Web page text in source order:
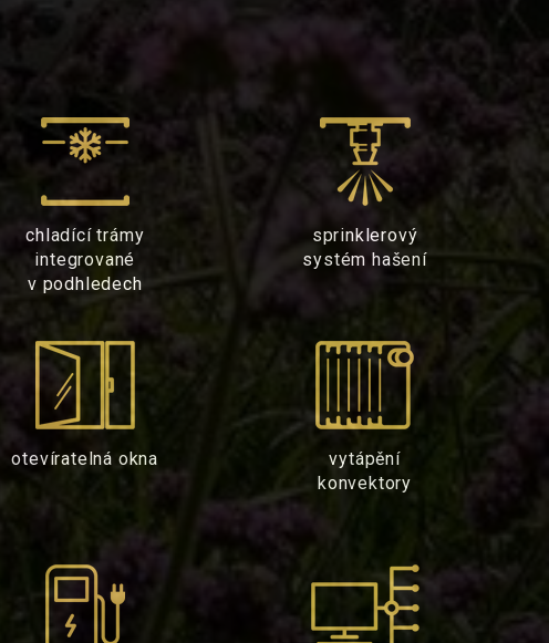
chladící trámy
integrované
v podhledech
sprinklerový
systém hašení
otevíratelná okna
vytápění
konvektory